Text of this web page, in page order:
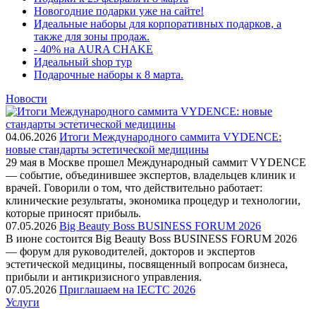
Новогодние подарки уже на сайте!
Идеальные наборы для корпоративных подарков, а
также для зоны продаж.
- 40% на AURA CHAKE
Идеальный shop тур
Подарочные наборы к 8 марта.
Новости
04.06.2026 Итоги Международного саммита VYDENCE:
новые стандарты эстетической медицины
29 мая в Москве прошел Международный саммит VYDENCE
— событие, объединившее экспертов, владельцев клиник и
врачей. Говорили о том, что действительно работает:
клинические результаты, экономика процедур и технологии,
которые приносят прибыль.
07.05.2026 Big Beauty Boss BUSINESS FORUM 2026
В июне состоится Big Beauty Boss BUSINESS FORUM 2026
— форум для руководителей, докторов и экспертов
эстетической медицины, посвященный вопросам бизнеса,
прибыли и антикризисного управления.
07.05.2026 Приглашаем на IECTC 2026
Услуги